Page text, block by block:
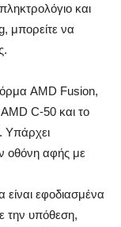
και
μπορείτε να
AMD Fusion,
C-50 και το
Υπάρχει
οθόνη αφής με
είναι εφοδιασμένα
την υπόθεση,